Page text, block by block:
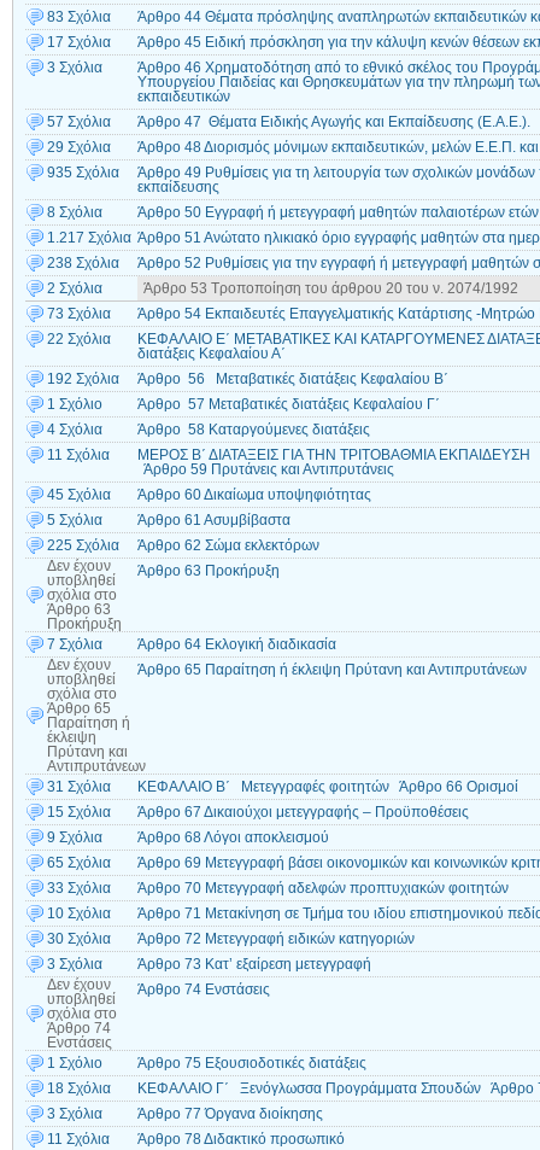
83 Σχόλια
Άρθρο 44 Θέματα πρόσληψης αναπληρωτών εκπαιδευτικών
17 Σχόλια
Άρθρο 45 Ειδική πρόσκληση για την κάλυψη κενών θέσεων
3 Σχόλια
Άρθρο 46 Χρηματοδότηση από το εθνικό σκέλος του
Υπουργείου Παιδείας και Θρησκευμάτων για την πληρωμή
εκπαιδευτικών
57 Σχόλια
Άρθρο 47 Θέματα Ειδικής Αγωγής και Εκπαίδευσης (Ε.Α.Ε.).
29 Σχόλια
Άρθρο 48 Διορισμός μόνιμων εκπαιδευτικών, μελών Ε.Ε.Π.
935 Σχόλια
Άρθρο 49 Ρυθμίσεις για τη λειτουργία των σχολικών
εκπαίδευσης
8 Σχόλια
Άρθρο 50 Εγγραφή ή μετεγγραφή μαθητών παλαιοτέρων ετών
1.217 Σχόλια Άρθρο 51 Ανώτατο ηλικιακό όριο εγγραφής μαθητών στα
238 Σχόλια
Άρθρο 52 Ρυθμίσεις για την εγγραφή ή μετεγγραφή μαθητών
2 Σχόλια
Άρθρο 53 Τροποποίηση του άρθρου 20 του ν. 2074/1992
73 Σχόλια
Άρθρο 54 Εκπαιδευτές Επαγγελματικής Κατάρτισης -Μητρώο
22 Σχόλια
ΚΕΦΑΛΑΙΟ Ε΄ ΜΕΤΑΒΑΤΙΚΕΣ ΚΑΙ ΚΑΤΑΡΓΟΥΜΕΝΕΣ
διατάξεις Κεφαλαίου Α΄
192 Σχόλια
Άρθρο 56 Μεταβατικές διατάξεις Κεφαλαίου Β΄
1 Σχόλιο
Άρθρο 57 Μεταβατικές διατάξεις Κεφαλαίου Γ΄
4 Σχόλια
Άρθρο 58 Καταργούμενες διατάξεις
11 Σχόλια
ΜΕΡΟΣ Β΄ ΔΙΑΤΑΞΕΙΣ ΓΙΑ ΤΗΝ ΤΡΙΤΟΒΑΘΜΙΑ ΕΚΠΑΙΔΕΥΣΗ
Άρθρο 59 Πρυτάνεις και Αντιπρυτάνεις
45 Σχόλια
Άρθρο 60 Δικαίωμα υποψηφιότητας
5 Σχόλια
Άρθρο 61 Ασυμβίβαστα
225 Σχόλια
Άρθρο 62 Σώμα εκλεκτόρων
Δεν έχουν
υποβληθεί
σχόλια στο
Άρθρο 63
Προκήρυξη
Άρθρο 63 Προκήρυξη
7 Σχόλια
Άρθρο 64 Εκλογική διαδικασία
Δεν έχουν
υποβληθεί
σχόλια στο
Άρθρο 65
Παραίτηση ή
έκλειψη
Πρύτανη και
Αντιπρυτάνεων
Άρθρο 65 Παραίτηση ή έκλειψη Πρύτανη και Αντιπρυτάνεων
31 Σχόλια
ΚΕΦΑΛΑΙΟ Β΄ Μετεγγραφές φοιτητών Άρθρο 66 Ορισμοί
15 Σχόλια
Άρθρο 67 Δικαιούχοι μετεγγραφής – Προϋποθέσεις
9 Σχόλια
Άρθρο 68 Λόγοι αποκλεισμού
65 Σχόλια
Άρθρο 69 Μετεγγραφή βάσει οικονομικών και κοινωνικών
33 Σχόλια
Άρθρο 70 Μετεγγραφή αδελφών προπτυχιακών φοιτητών
10 Σχόλια
Άρθρο 71 Μετακίνηση σε Τμήμα του ιδίου επιστημονικού
30 Σχόλια
Άρθρο 72 Μετεγγραφή ειδικών κατηγοριών
3 Σχόλια
Άρθρο 73 Κατ’ εξαίρεση μετεγγραφή
Δεν έχουν
υποβληθεί
σχόλια στο
Άρθρο 74
Ενστάσεις
Άρθρο 74 Ενστάσεις
1 Σχόλιο
Άρθρο 75 Εξουσιοδοτικές διατάξεις
18 Σχόλια
ΚΕΦΑΛΑΙΟ Γ΄ Ξενόγλωσσα Προγράμματα Σπουδών Άρθρο
3 Σχόλια
Άρθρο 77 Όργανα διοίκησης
11 Σχόλια
Άρθρο 78 Διδακτικό προσωπικό